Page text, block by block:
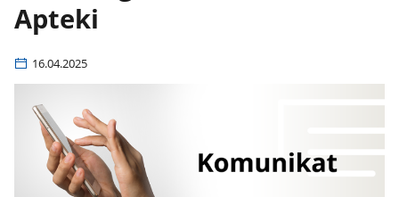
Apteki
16.04.2025